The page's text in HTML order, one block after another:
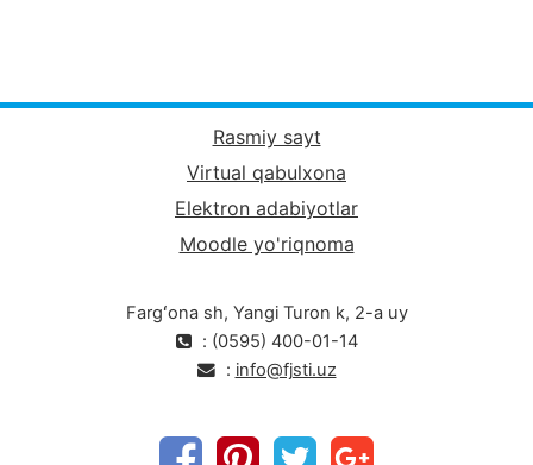
Rasmiy sayt
Virtual qabulxona
Elektron adabiyotlar
Moodle yo'riqnoma
Fargʻona sh, Yangi Turon k, 2-a uy
: (0595) 400-01-14
: info@fjsti.uz